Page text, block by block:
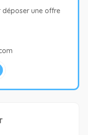
déposer une offre